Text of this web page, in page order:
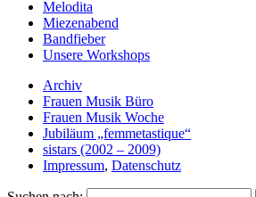
Melodita
Miezenabend
Bandfieber
Unsere Workshops
Archiv
Frauen Musik Büro
Frauen Musik Woche
Jubiläum „femmetastique“
sistars (2002 – 2009)
Impressum, Datenschutz